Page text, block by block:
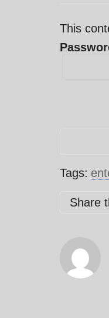
This
Tags:
Share